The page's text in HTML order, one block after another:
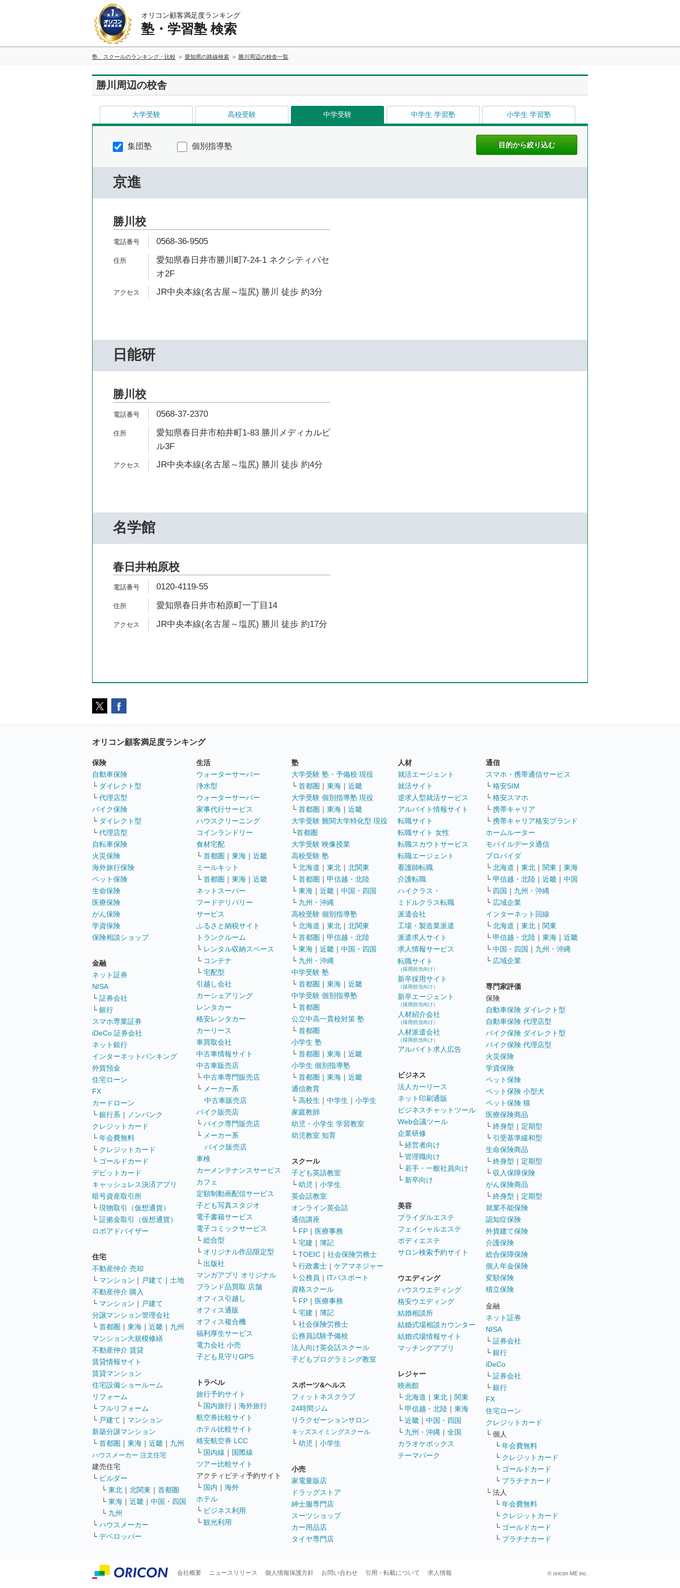
オリコン顧客満足度ランキング
塾・学習塾 検索
塾、スクールのランキング・比較 愛知県の路線検索 勝川周辺の校舎一覧
勝川周辺の校舎
大学受験 高校受験 中学受験 中学生 学習塾 小学生 学習塾
集団塾 個別指導塾
京進
勝川校
0568-36-9505
愛知県春日井市勝川町7-24-1 ネクシティパセ
オ2F
JR中央本線(名古屋～塩尻) 勝川 徒歩 約3分
日能研
勝川校
0568-37-2370
愛知県春日井市柏井町1-83 勝川メディカルビ
ル3F
JR中央本線(名古屋～塩尻) 勝川 徒歩 約4分
名学館
春日井柏原校
0120-4119-55
愛知県春日井市柏原町一丁目14
JR中央本線(名古屋～塩尻) 勝川 徒歩 約17分
オリコン顧客満足度ランキング
保険
自動車保険
└ ダイレクト型
└ 代理店型
バイク保険
└ ダイレクト型
└ 代理店型
自転車保険
火災保険
海外旅行保険
ペット保険
生命保険
医療保険
がん保険
学資保険
保険相談ショップ
金融
ネット証券
NISA
└ 証券会社
└ 銀行
スマホ専業証券
iDeCo 証券会社
ネット銀行
インターネットバンキング
外貨預金
住宅ローン
FX
カードローン
└ 銀行系 ｜
ノンバンク
クレジットカード
└ 年会費無料
└ クレジットカード
└ ゴールドカード
デビットカード
キャッシュレス決済アプリ
暗号資産取引所
└ 現物取引（仮想通貨）
└ 証拠金取引（仮想通貨）
ロボアドバイザー
住宅
不動産仲介 売却
└ マンション ｜ 戸建て ｜ 土地
不動産仲介 購入
└ マンション ｜ 戸建て
分譲マンション管理会社
└ 首都圏 ｜ 東海 ｜ 近畿 ｜ 九州
マンション大規模修繕
不動産仲介 賃貸
賃貸情報サイト
賃貸マンション
住宅設備ショールーム
リフォーム
└ フルリフォーム
└ 戸建て ｜ マンション
新築分譲マンション
└ 首都圏 ｜ 東海 ｜ 近畿 ｜ 九州
ハウスメーカー 注文住宅
建売住宅
└ ビルダー
└ 東北 ｜ 北関東 ｜ 首都圏
└ 東海 ｜ 近畿 ｜ 中国・四国
└ 九州
└ ハウスメーカー
└ デベロッパー
生活
ウォーターサーバー
浄水型
ウォーターサーバー
家事代行サービス
ハウスクリーニング
コインランドリー
食材宅配
└ 首都圏 ｜ 東海 ｜ 近畿
ミールキット
└ 首都圏 ｜ 東海 ｜ 近畿
ネットスーパー
フードデリバリー
サービス
ふるさと納税サイト
トランクルーム
└ レンタル収納スペース
└ コンテナ
└ 宅配型
引越し会社
カーシェアリング
レンタカー
格安レンタカー
カーリース
車買取会社
中古車情報サイト
中古車販売店
└ 中古車専門販売店
└ メーカー系
中古車販売店
バイク販売店
└ バイク専門販売店
└ メーカー系
バイク販売店
車検
カーメンテナンスサービス
カフェ
定額制動画配信サービス
子ども写真スタジオ
電子書籍サービス
電子コミックサービス
└ 総合型
└ オリジナル作品限定型
└ 出版社
マンガアプリ オリジナル
ブランド品買取 店舗
オフィス引越し
オフィス通販
オフィス複合機
福利厚生サービス
電力会社 小売
子ども見守りGPS
トラベル
旅行予約サイト
└ 国内旅行 ｜ 海外旅行
航空券比較サイト
ホテル比較サイト
格安航空券 LCC
└ 国内線 ｜ 国際線
ツアー比較サイト
アクティビティ予約サイト
└ 国内 ｜ 海外
ホテル
└ ビジネス利用
└ 観光利用
塾
大学受験 塾・予備校 現役
└ 首都圏 ｜ 東海 ｜ 近畿
大学受験 個別指導塾 現役
└ 首都圏 ｜ 東海 ｜ 近畿
大学受験 難関大学特化型 現役
└首都圏
大学受験 映像授業
高校受験 塾
└ 北海道 ｜ 東北 ｜ 北関東
└ 首都圏 ｜ 甲信越・北陸
└ 東海 ｜ 近畿 ｜ 中国・四国
└ 九州・沖縄
高校受験 個別指導塾
└ 北海道 ｜ 東北 ｜ 北関東
└ 首都圏 ｜ 甲信越・北陸
└ 東海 ｜ 近畿 ｜ 中国・四国
└ 九州・沖縄
中学受験 塾
└ 首都圏 ｜ 東海 ｜ 近畿
中学受験 個別指導塾
└ 首都圏
公立中高一貫校対策 塾
└ 首都圏
小学生 塾
└ 首都圏 ｜ 東海 ｜ 近畿
小学生 個別指導塾
└ 首都圏 ｜ 東海 ｜ 近畿
通信教育
└ 高校生 ｜ 中学生 ｜ 小学生
家庭教師
幼児・小学生 学習教室
幼児教室 知育
スクール
子ども英語教室
└ 幼児 ｜ 小学生
英会話教室
オンライン英会話
通信講座
└ FP ｜ 医療事務
└ 宅建 ｜ 簿記
└ TOEIC ｜ 社会保険労務士
└ 行政書士 ｜ ケアマネジャー
└ 公務員 ｜ ITパスポート
資格スクール
└ FP ｜ 医療事務
└ 宅建 ｜ 簿記
└ 社会保険労務士
公務員試験予備校
法人向け英会話スクール
子どもプログラミング教室
スポーツ&ヘルス
フィットネスクラブ
24時間ジム
リラクゼーションサロン
キッズスイミングスクール
└ 幼児 ｜ 小学生
小売
家電量販店
ドラッグストア
紳士服専門店
スーツショップ
カー用品店
タイヤ専門店
人材
就活エージェント
就活サイト
逆求人型就活サービス
アルバイト情報サイト
転職サイト
転職サイト 女性
転職スカウトサービス
転職エージェント
看護師転職
介護転職
ハイクラス・
ミドルクラス転職
派遣会社
工場・製造業派遣
派遣求人サイト
求人情報サービス
転職サイト
（採用担当向け）
新卒採用サイト
（採用担当向け）
新卒エージェント
（採用担当向け）
人材紹介会社
（採用担当向け）
人材派遣会社
（採用担当向け）
アルバイト求人広告
ビジネス
法人カーリース
ネット印刷通販
ビジネスチャットツール
Web会議ツール
企業研修
└ 経営者向け
└ 管理職向け
└ 若手・一般社員向け
└ 新卒向け
美容
ブライダルエステ
フェイシャルエステ
ボディエステ
サロン検索予約サイト
ウエディング
ハウスウエディング
格安ウエディング
結婚相談所
結婚式場相談カウンター
結婚式場情報サイト
マッチングアプリ
レジャー
映画館
└ 北海道 ｜ 東北 ｜ 関東
└ 甲信越・北陸 ｜ 東海
└ 近畿 ｜ 中国・四国
└ 九州・沖縄 ｜ 全国
カラオケボックス
テーマパーク
通信
スマホ・携帯通信サービス
└ 格安SIM
└ 格安スマホ
└ 携帯キャリア
└ 携帯キャリア格安ブランド
ホームルーター
モバイルデータ通信
プロバイダ
└ 北海道 ｜ 東北 ｜ 関東 ｜ 東海
└ 甲信越・北陸 ｜ 近畿 ｜ 中国
└ 四国 ｜ 九州・沖縄
└ 広域企業
インターネット回線
└ 北海道 ｜ 東北 ｜ 関東
└ 甲信越・北陸 ｜ 東海 ｜ 近畿
└ 中国・四国 ｜ 九州・沖縄
└ 広域企業
専門家評価
保険
自動車保険 ダイレクト型
自動車保険 代理店型
バイク保険 ダイレクト型
バイク保険 代理店型
火災保険
学資保険
ペット保険
ペット保険 小型犬
ペット保険 猫
医療保険商品
└ 終身型 ｜ 定期型
└ 引受基準緩和型
生命保険商品
└ 終身型 ｜ 定期型
└ 収入保障保険
がん保険商品
└ 終身型 ｜ 定期型
就業不能保険
認知症保険
外貨建て保険
介護保険
総合保障保険
個人年金保険
変額保険
積立保険
金融
ネット証券
NISA
└ 証券会社
└ 銀行
iDeCo
└ 証券会社
└ 銀行
FX
住宅ローン
クレジットカード
└ 個人
└ 年会費無料
└ クレジットカード
└ ゴールドカード
└ プラチナカード
└ 法人
└ 年会費無料
└ クレジットカード
└ ゴールドカード
└ プラチナカード
会社概要 ニュースリリース 個人情報保護方針 お問い合わせ 引用・転載について 求人情報 © oricon ME inc.